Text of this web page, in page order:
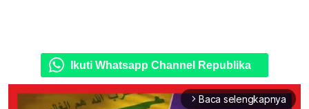
Ikuti Whatsapp Channel Republika
arrow_forward_ios Baca selengkapnya